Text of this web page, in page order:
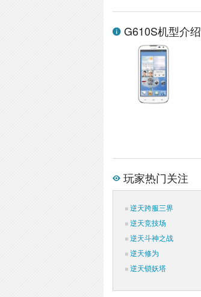
G610S机型介绍
玩家热门关注
逆天跨服三界
逆天竞技场
逆天斗神之战
逆天修为
逆天锁妖塔